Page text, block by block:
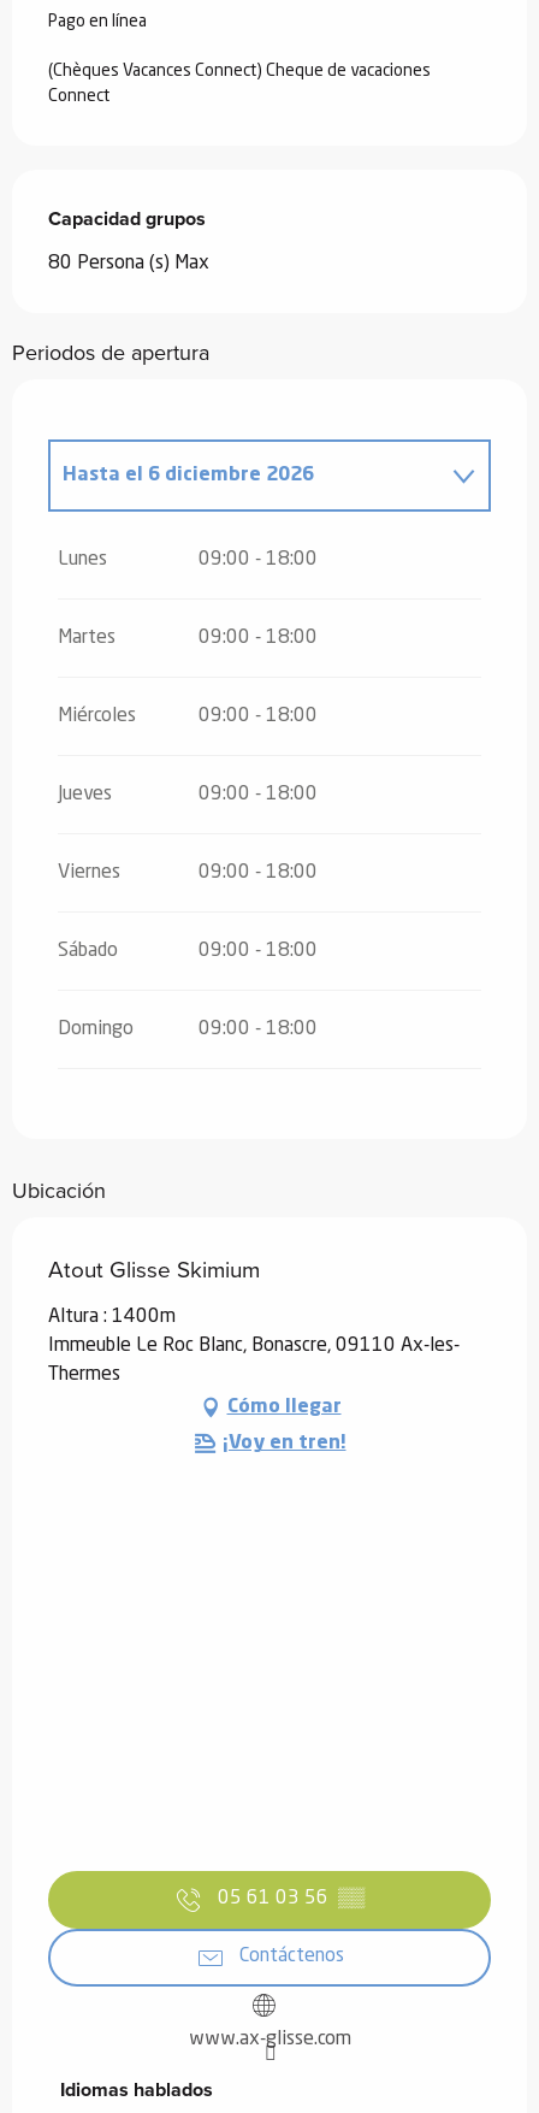
Pago en línea
(Chèques Vacances Connect) Cheque de vacaciones
Connect
Capacidad grupos
Capacidad grupos
80 Persona (s) Max
Periodos de apertura
Hasta el 6 diciembre 2026
Lunes 09:00 - 18:00
Martes 09:00 - 18:00
Miércoles 09:00 - 18:00
Jueves 09:00 - 18:00
Viernes 09:00 - 18:00
Sábado 09:00 - 18:00
Domingo 09:00 - 18:00
Ubicación
Atout Glisse Skimium
Altura : 1400m
Immeuble Le Roc Blanc, Bonascre, 09110 Ax-les-
Thermes
Cómo llegar
¡Voy en tren!
05 61 03 56 ▒▒
Contáctenos
www.ax-glisse.com
Idiomas hablados
Idiomas hablados